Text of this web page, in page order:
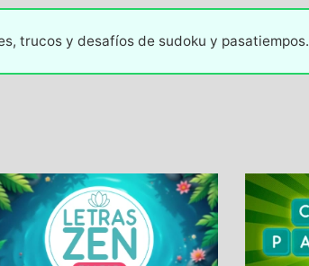
trucos y desafíos de sudoku y pasatiempos.